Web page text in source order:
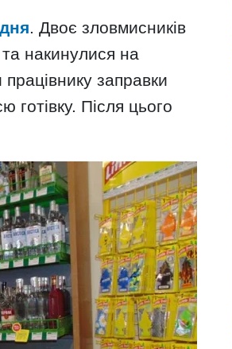
. Двоє зловмисників
накинулися на
заправки
готівку. Після цього